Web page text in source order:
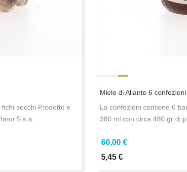
secchi Prodotto e
S.s.a.
Miele di Alianto 6
La confezioni contiene 6
380 ml con circa 480 gr di
60,00 €
5,45 €